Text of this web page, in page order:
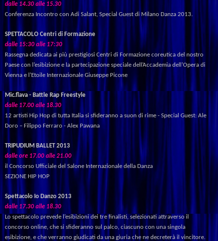
dalle 14.30 alle 15.30
Conferenza Incontro con Adi Salant, Special Guest di Milano Danza 2013.
SPETTACOLO Centri di Formazione
dalle 15:30 alle 17:30
Rassegna dedicata ai più prestigiosi Centri di Formazione coreutica del nostro
Paese con ’esibizione e la partecipazione speciale dell Accademia dell ’Opera di
Vienna e ’Etoile Internazionale Giuseppe Picone
Mic.flava - Battle Rap Freestyle
dalle 17.00 alle 18.30
12 artisti Hip Hop di tutta Italia si sfideranno a suon di rime - Special Guest: Ale
Doro – Filippo Ferraro - Alex Pawana
TRIPUDIUM BALLET 2013
dalle ore 17.00 alle 21.00
il Concorso Ufficiale del Salone Internazionale della Danza
SEZIONE HIP HOP
Spettacolo Io Danzo 2013
dalle 17.30 alle 18.30
Lo spettacolo prevede l’esibizioni dei tre finalisti, selezionati attraverso il
concorso online, che si sfideranno sul palco, ciascuno con una singola
esibizione, e che verranno giudicati da una giuria che ne decreterà il vincitore.